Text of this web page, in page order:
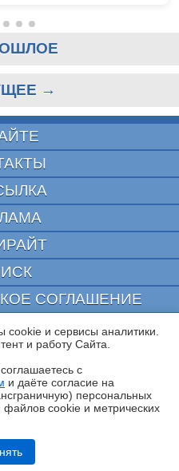
ASUS ROG Strix OLED
→
СОГЛАШЕНИЕ
CURATOR
издание "3ДНьюс" | Свидетельство о
соблюдением законодательства в сфере
культурного наследия
с указанием автора обязательна. Полное
является нарушением
и возможно только с согласия
и сервисы аналитики.
и работу Cайта.
с
и даёте согласие на
персональных
cookie и метрических